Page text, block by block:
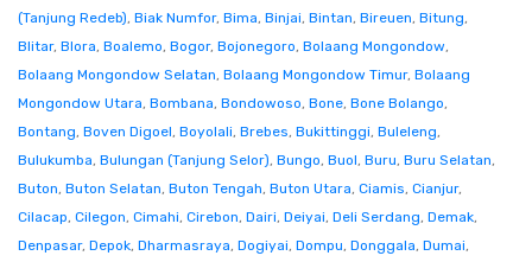
(Tanjung Redeb), Biak Numfor, Bima, Binjai, Bintan, Bireuen, Bitung,
Blitar, Blora, Boalemo, Bogor, Bojonegoro, Bolaang Mongondow,
Bolaang Mongondow Selatan, Bolaang Mongondow Timur, Bolaang
Mongondow Utara, Bombana, Bondowoso, Bone, Bone Bolango,
Bontang, Boven Digoel, Boyolali, Brebes, Bukittinggi, Buleleng,
Bulukumba, Bulungan (Tanjung Selor), Bungo, Buol, Buru, Buru Selatan,
Buton, Buton Selatan, Buton Tengah, Buton Utara, Ciamis, Cianjur,
Cilacap, Cilegon, Cimahi, Cirebon, Dairi, Deiyai, Deli Serdang, Demak,
Denpasar, Depok, Dharmasraya, Dogiyai, Dompu, Donggala, Dumai,